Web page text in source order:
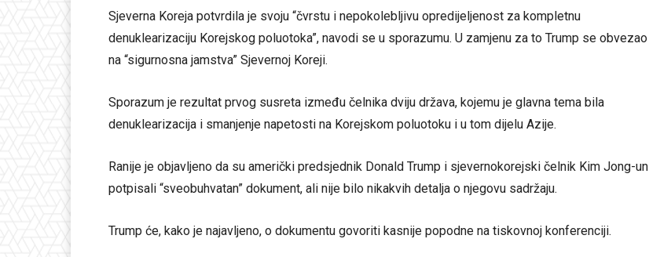
Sjeverna Koreja potvrdila je svoju “čvrstu i nepokolebljivu opredijeljenost za kompletnu
denuklearizaciju Korejskog poluotoka”, navodi se u sporazumu. U zamjenu za to Trump se obvezao
na “sigurnosna jamstva” Sjevernoj Koreji.
Sporazum je rezultat prvog susreta između čelnika dviju država, kojemu je glavna tema bila
denuklearizacija i smanjenje napetosti na Korejskom poluotoku i u tom dijelu Azije.
Ranije je objavljeno da su američki predsjednik Donald Trump i sjevernokorejski čelnik Kim Jong-un
potpisali “sveobuhvatan” dokument, ali nije bilo nikakvih detalja o njegovu sadržaju.
Trump će, kako je najavljeno, o dokumentu govoriti kasnije popodne na tiskovnoj konferenciji.